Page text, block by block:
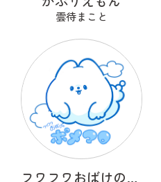
雲待まこと
フワフワおばけのポメマロ